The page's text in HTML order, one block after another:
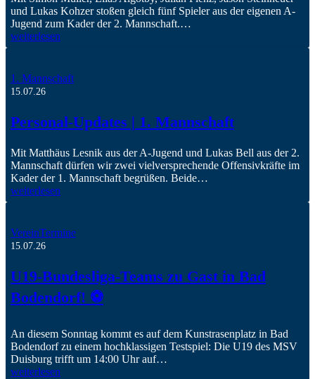
und Lukas Kohzer stoßen gleich fünf Spieler aus der eigenen A-
Jugend zum Kader der 2. Mannschaft.…
weiterlesen
1. Mannschaft
15.07.26
Personal-Updates | 1. Mannschaft
Mit Matthäus Lesnik aus der A-Jugend und Lukas Bell aus der 2.
Mannschaft dürfen wir zwei vielversprechende Offensivkräfte im
Kader der 1. Mannschaft begrüßen. Beide…
weiterlesen
VereinTermine
15.07.26
U19-Bundesliga-Teams zu Gast in Bad
Bodendorf! ⚽️
An diesem Sonntag kommt es auf dem Kunstrasenplatz in Bad
Bodendorf zu einem hochklassigen Testspiel: Die U19 des MSV
Duisburg trifft um 14:00 Uhr auf…
weiterlesen